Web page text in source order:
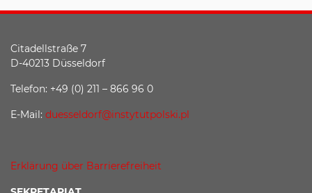
Citadellstraße 7
D-40213 Düsseldorf
Telefon: +49 (0) 211 – 866 96 0
E-Mail: duesseldorf@instytutpolski.pl
Erklärung über Barrierefreiheit